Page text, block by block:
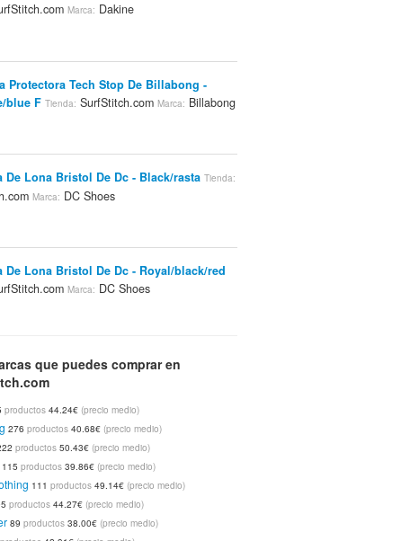
Marca: Dakine
Protectora Tech Stop De Billabong -
blue F Tienda: SurfStitch.com Marca: Billabong
De Lona Bristol De Dc - Black/rasta Tienda:
Marca: DC Shoes
De Lona Bristol De Dc - Royal/black/red
Marca: DC Shoes
Playa Jolie De Dakine, 20 L - Tango
De Ante De Niño De Puma - Rosa
PUMA
que puedes comprar en
productos 44.24€ (precio medio)
276productos 40.68€ (precio medio)
productos 50.43€ (precio medio)
115productos 39.86€ (precio medio)
111productos 49.14€ (precio medio)
productos 44.27€ (precio medio)
89productos 38.00€ (precio medio)